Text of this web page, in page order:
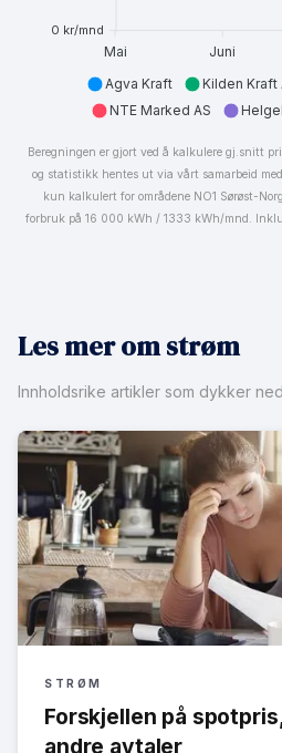
0 kr/mnd
Mai Juni
Agva Kraft Kilden Kraft
NTE Marked AS
Beregningen er gjort ved å kalkulere gj.snitt
og statistikk hentes ut via vårt samarbeid
kun kalkulert for områdene NO1 Sørøst-
forbruk på 16 000 kWh / 1333 kWh/mnd.
Les mer om strøm
Innholdsrike artikler som dykker
STRØM
Forskjellen på
andre avtaler